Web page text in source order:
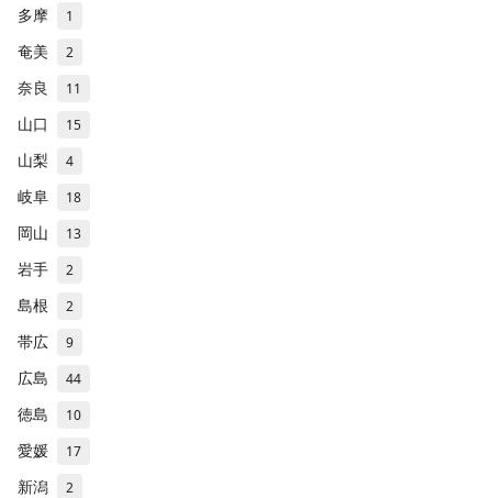
多摩 1
奄美 2
奈良 11
山口 15
山梨 4
岐阜 18
岡山 13
岩手 2
島根 2
帯広 9
広島 44
徳島 10
愛媛 17
新潟 2